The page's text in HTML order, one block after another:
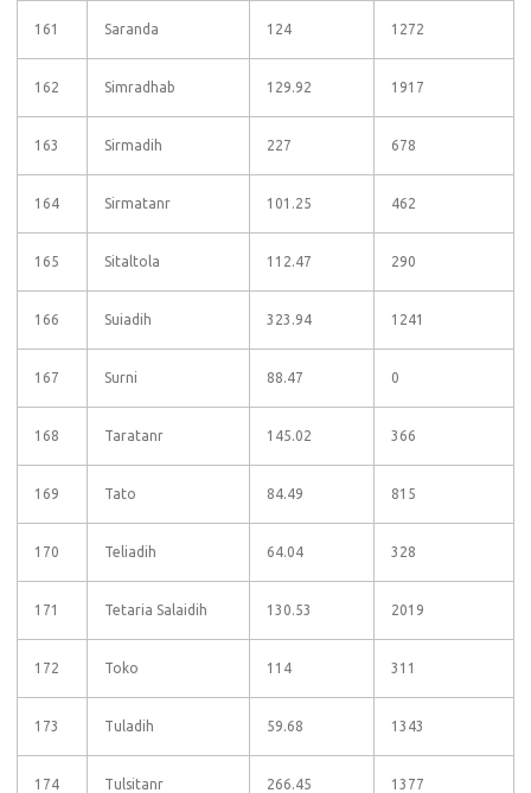
161 Saranda 124 1272
162 Simradhab 129.92 1917
163 Sirmadih 227 678
164 Sirmatanr 101.25 462
165 Sitaltola 112.47 290
166 Suiadih 323.94 1241
167 Surni 88.47 0
168 Taratanr 145.02 366
169 Tato 84.49 815
170 Teliadih 64.04 328
171 Tetaria Salaidih 130.53 2019
172 Toko 114 311
173 Tuladih 59.68 1343
174 Tulsitanr 266.45 1377